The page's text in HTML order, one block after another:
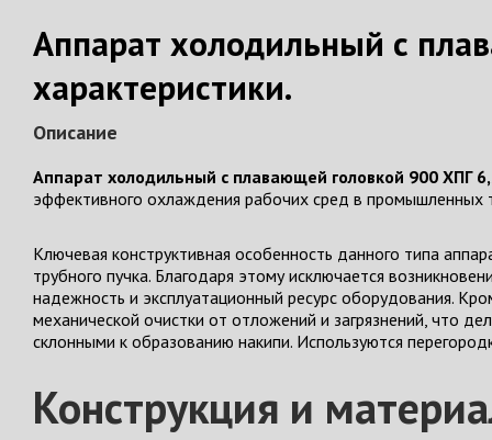
Аппарат холодильный с
характеристики.
Описание
Аппарат холодильный с плавающей головкой 900 ХПГ
эффективного охлаждения рабочих сред в промышленных
Ключевая конструктивная особенность данного типа
трубного пучка. Благодаря этому исключается
надежность и эксплуатационный ресурс оборудования.
механической очистки от отложений и загрязнений, что
склонными к образованию накипи. Используются
Конструкция и